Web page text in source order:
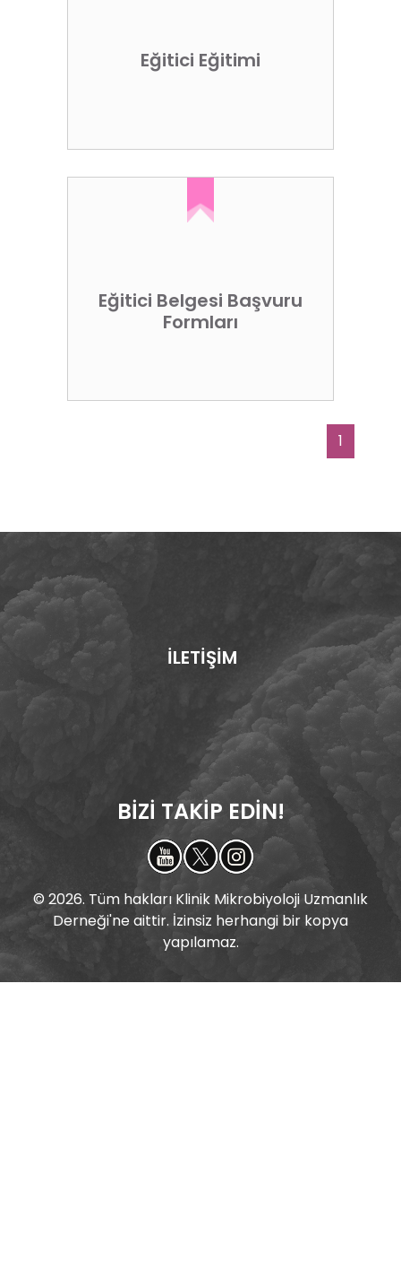
Eğitici Eğitimi
Eğitici Belgesi Başvuru
Formları
1
İLETİŞİM
BİZİ TAKİP EDİN!
© 2026. Tüm hakları Klinik Mikrobiyoloji Uzmanlık
Derneği'ne aittir. İzinsiz herhangi bir kopya
yapılamaz.